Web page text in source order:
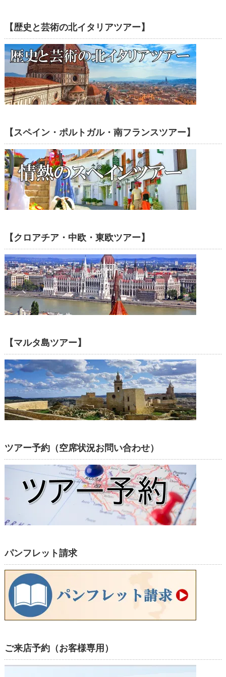
【歴史と芸術の北イタリアツアー】
【スペイン・ポルトガル・南フランスツアー】
【クロアチア・中欧・東欧ツアー】
【マルタ島ツアー】
ツアー予約（空席状況お問い合わせ）
パンフレット請求
ご来店予約（お客様専用）